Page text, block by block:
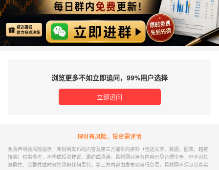
浏览更多不如立即追问，99%用户选择
立即追问
理财有风险，投资需谨慎
免责声明及风险提示：希财网发布的内容及第三方提供的资料（包括文字、数据、图表、超链
接等）仅供参考，不构成投资建议、邀约或承诺。希财网对自有内容已尽合理审查，但不对其
准确性、完整性或时效性承担任何责任。第三方内容由发布者自行负责，希财网不保证其真实